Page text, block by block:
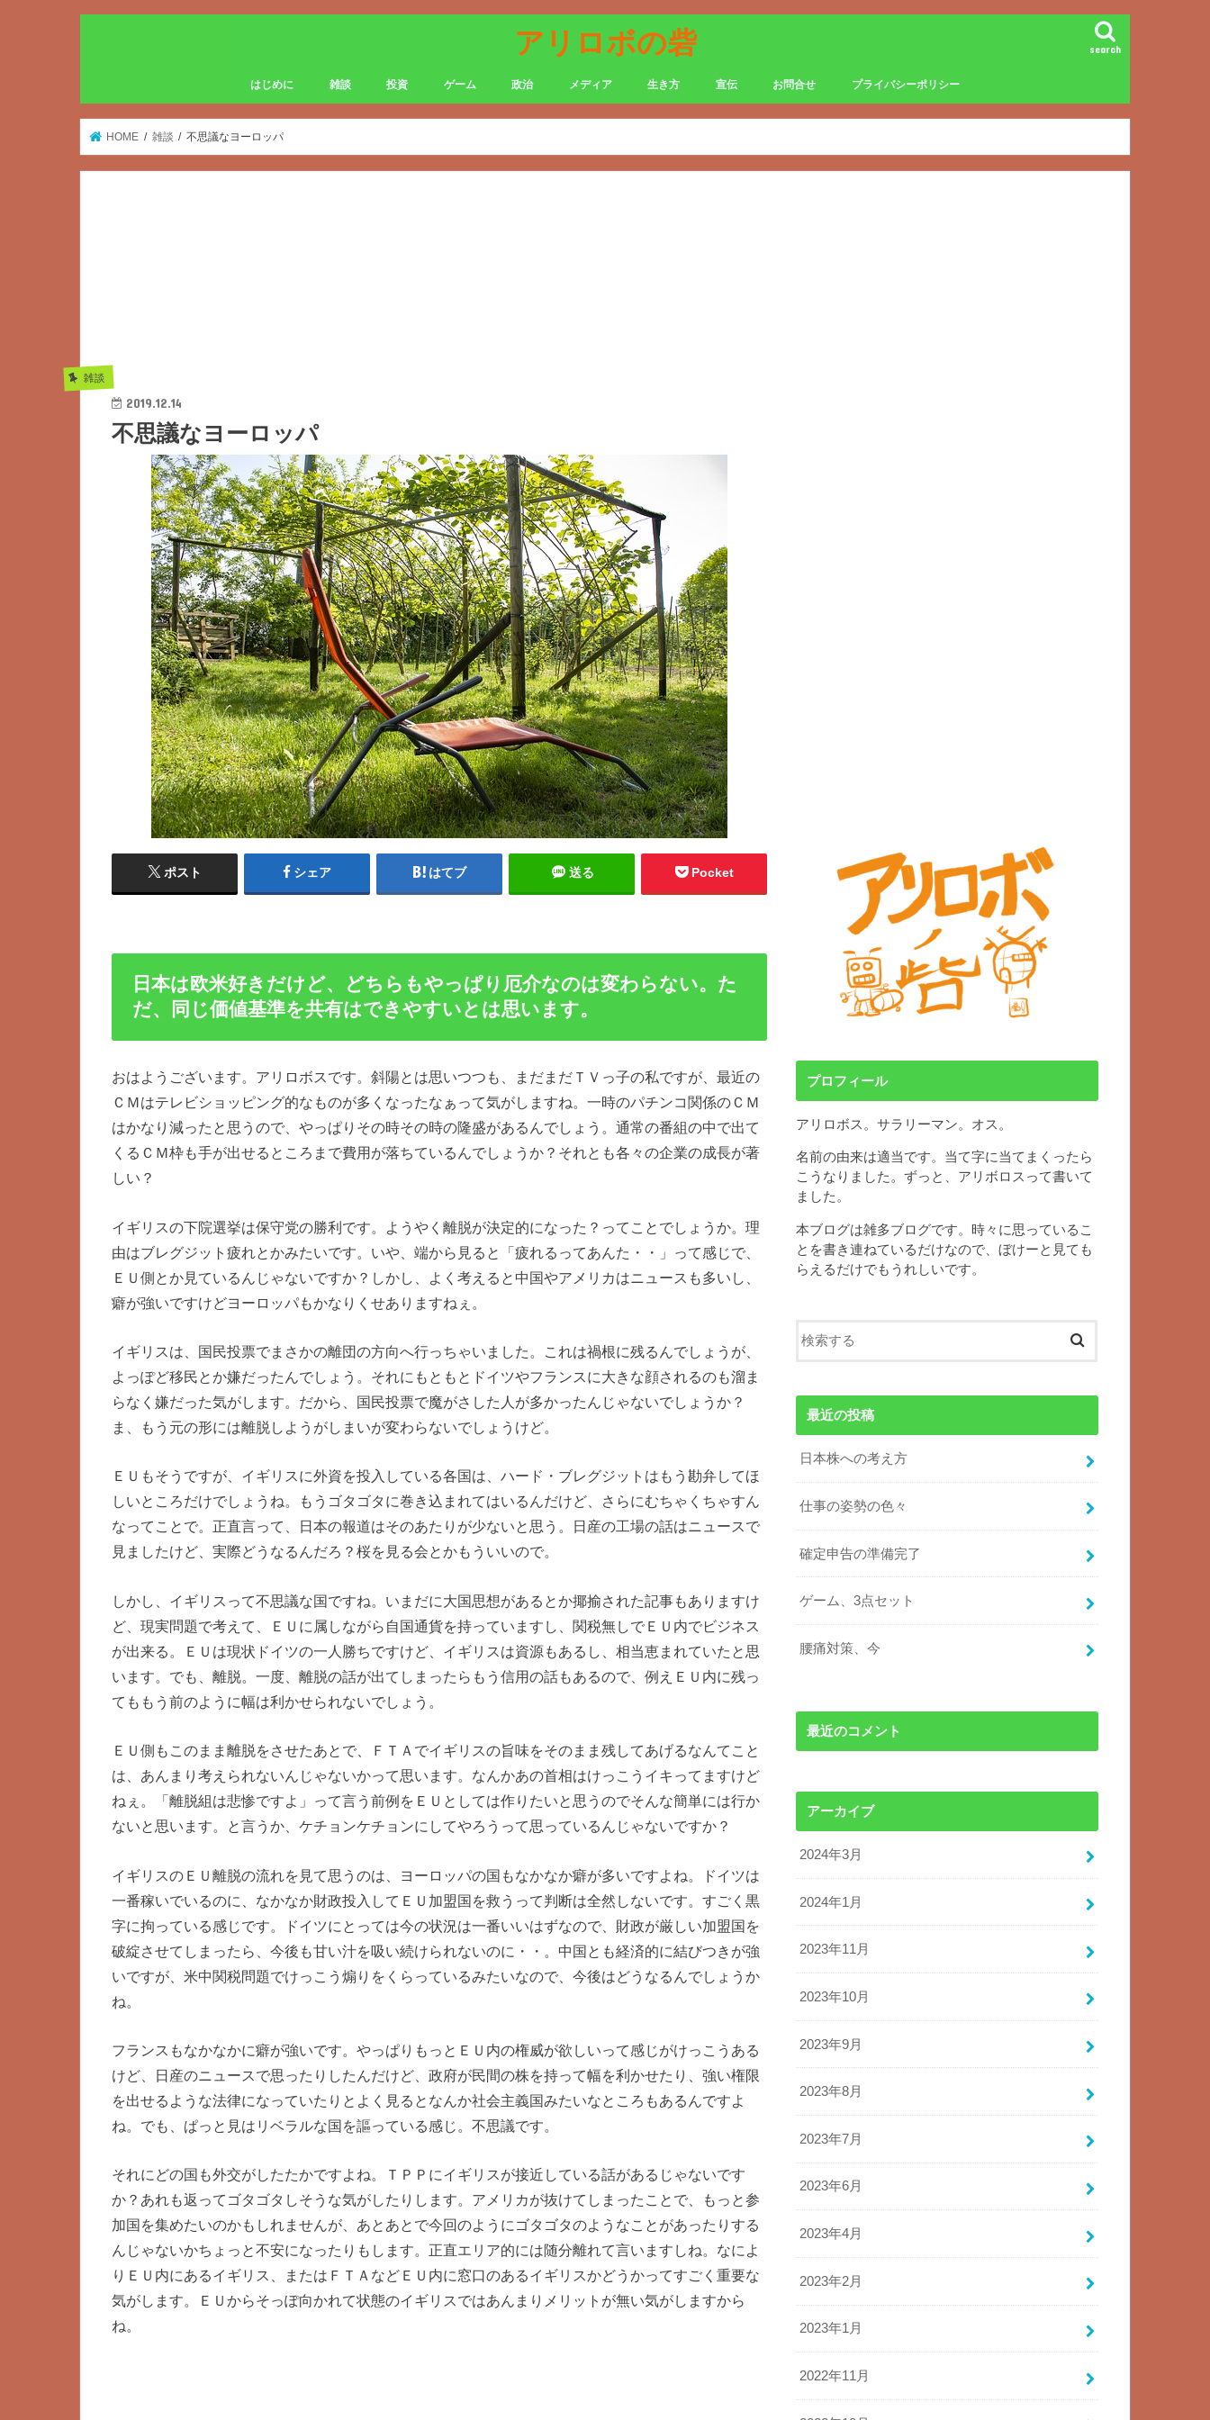
アリロボの砦 search
はじめに 雑談 投資 ゲーム 政治 メディア 生き方 宣伝 お問合せ プライバシーポリシー
HOME 雑談 不思議なヨーロッパ
雑談
2019.12.14
不思議なヨーロッパ
ポスト シェア はてブ 送る Pocket
日本は欧米好きだけど、どちらもやっぱり厄介なのは変わらない。た
だ、同じ価値基準を共有はできやすいとは思います。
おはようございます。アリロボスです。斜陽とは思いつつも、まだまだＴＶっ子の私ですが、最近の
ＣＭはテレビショッピング的なものが多くなったなぁって気がしますね。一時のパチンコ関係のＣＭ
はかなり減ったと思うので、やっぱりその時その時の隆盛があるんでしょう。通常の番組の中で出て
くるＣＭ枠も手が出せるところまで費用が落ちているんでしょうか？それとも各々の企業の成長が著
しい？
イギリスの下院選挙は保守党の勝利です。ようやく離脱が決定的になった？ってことでしょうか。理
由はブレグジット疲れとかみたいです。いや、端から見ると「疲れるってあんた・・」って感じで、
ＥＵ側とか見ているんじゃないですか？しかし、よく考えると中国やアメリカはニュースも多いし、
癖が強いですけどヨーロッパもかなりくせありますねぇ。
イギリスは、国民投票でまさかの離団の方向へ行っちゃいました。これは禍根に残るんでしょうが、
よっぽど移民とか嫌だったんでしょう。それにもともとドイツやフランスに大きな顔されるのも溜ま
らなく嫌だった気がします。だから、国民投票で魔がさした人が多かったんじゃないでしょうか？
ま、もう元の形には離脱しようがしまいが変わらないでしょうけど。
ＥＵもそうですが、イギリスに外資を投入している各国は、ハード・ブレグジットはもう勘弁してほ
しいところだけでしょうね。もうゴタゴタに巻き込まれてはいるんだけど、さらにむちゃくちゃすん
なってことで。正直言って、日本の報道はそのあたりが少ないと思う。日産の工場の話はニュースで
見ましたけど、実際どうなるんだろ？桜を見る会とかもういいので。
しかし、イギリスって不思議な国ですね。いまだに大国思想があるとか揶揄された記事もありますけ
ど、現実問題で考えて、ＥＵに属しながら自国通貨を持っていますし、関税無しでＥＵ内でビジネス
が出来る。ＥＵは現状ドイツの一人勝ちですけど、イギリスは資源もあるし、相当恵まれていたと思
います。でも、離脱。一度、離脱の話が出てしまったらもう信用の話もあるので、例えＥＵ内に残っ
てももう前のように幅は利かせられないでしょう。
ＥＵ側もこのまま離脱をさせたあとで、ＦＴＡでイギリスの旨味をそのまま残してあげるなんてこと
は、あんまり考えられないんじゃないかって思います。なんかあの首相はけっこうイキってますけど
ねぇ。「離脱組は悲惨ですよ」って言う前例をＥＵとしては作りたいと思うのでそんな簡単には行か
ないと思います。と言うか、ケチョンケチョンにしてやろうって思っているんじゃないですか？
イギリスのＥＵ離脱の流れを見て思うのは、ヨーロッパの国もなかなか癖が多いですよね。ドイツは
一番稼いでいるのに、なかなか財政投入してＥＵ加盟国を救うって判断は全然しないです。すごく黒
字に拘っている感じです。ドイツにとっては今の状況は一番いいはずなので、財政が厳しい加盟国を
破綻させてしまったら、今後も甘い汁を吸い続けられないのに・・。中国とも経済的に結びつきが強
いですが、米中関税問題でけっこう煽りをくらっているみたいなので、今後はどうなるんでしょうか
ね。
フランスもなかなかに癖が強いです。やっぱりもっとＥＵ内の権威が欲しいって感じがけっこうある
けど、日産のニュースで思ったりしたんだけど、政府が民間の株を持って幅を利かせたり、強い権限
を出せるような法律になっていたりとよく見るとなんか社会主義国みたいなところもあるんですよ
ね。でも、ぱっと見はリベラルな国を謳っている感じ。不思議です。
それにどの国も外交がしたたかですよね。ＴＰＰにイギリスが接近している話があるじゃないです
か？あれも返ってゴタゴタしそうな気がしたりします。アメリカが抜けてしまったことで、もっと参
加国を集めたいのかもしれませんが、あとあとで今回のようにゴタゴタのようなことがあったりする
んじゃないかちょっと不安になったりもします。正直エリア的には随分離れて言いますしね。なによ
りＥＵ内にあるイギリス、またはＦＴＡなどＥＵ内に窓口のあるイギリスかどうかってすごく重要な
気がします。ＥＵからそっぽ向かれて状態のイギリスではあんまりメリットが無い気がしますから
ね。
プロフィール
アリロボス。サラリーマン。オス。
名前の由来は適当です。当て字に当てまくったら
こうなりました。ずっと、アリボロスって書いて
ました。
本ブログは雑多ブログです。時々に思っているこ
とを書き連ねているだけなので、ぼけーと見ても
らえるだけでもうれしいです。
最近の投稿
日本株への考え方
仕事の姿勢の色々
確定申告の準備完了
ゲーム、3点セット
腰痛対策、今
最近のコメント
アーカイブ
2024年3月
2024年1月
2023年11月
2023年10月
2023年9月
2023年8月
2023年7月
2023年6月
2023年4月
2023年2月
2023年1月
2022年11月